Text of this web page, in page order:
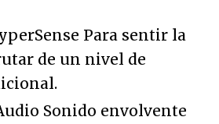
Para sentir la
de un nivel de
Sonido envolvente